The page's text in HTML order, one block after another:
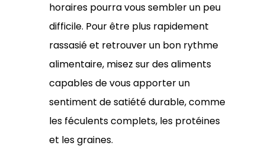
horaires pourra vous sembler un peu
difficile. Pour être plus rapidement
rassasié et retrouver un bon rythme
alimentaire, misez sur des aliments
capables de vous apporter un
sentiment de satiété durable, comme
les féculents complets, les protéines
et les graines.